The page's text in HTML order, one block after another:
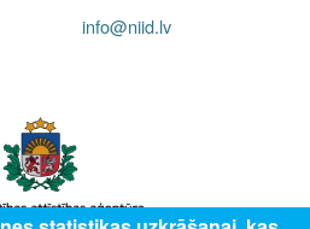
info@niid.lv